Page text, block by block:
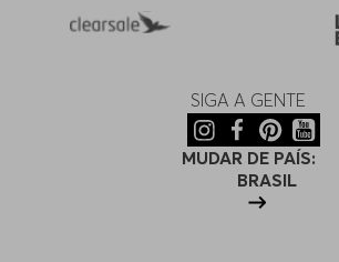
SIGA A GENTE
MUDAR DE PAÍS:
BRASIL